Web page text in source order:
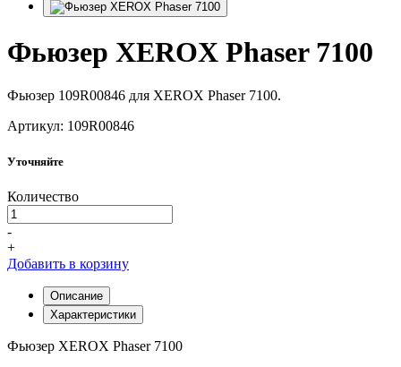
Фьюзер XEROX Phaser 7100
Фьюзер 109R00846 для XEROX Phaser 7100.
Артикул: 109R00846
Уточняйте
Количество
-
+
Добавить в корзину
Описание
Характеристики
Фьюзер XEROX Phaser 7100